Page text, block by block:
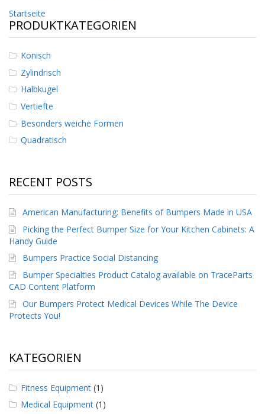
g
e
n
V
e
g
l
e
i
c
h
b
e
r
s
i
c
h
t
D
i
n
s
i
s
t
u
n
Beitrags-
Navigation
Startseite
PRODUKTKATEGORIEN
Konisch
Zylindrisch
Halbkugel
Vertiefte
Besonders weiche Formen
Quadratisch
RECENT POSTS
American Manufacturing: Benefits of Bumpers Made in USA
Picking the Perfect Bumper Size for Your Kitchen Cabinets: A
Handy Guide
Bumpers Practice Social Distancing
Bumper Specialties Product Catalog available on TraceParts
CAD Content Platform
Our Bumpers Protect Medical Devices While The Device
Protects You!
KATEGORIEN
Fitness Equipment (1)
Medical Equipment (1)